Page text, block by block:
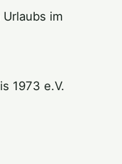
im
1973 e.V.